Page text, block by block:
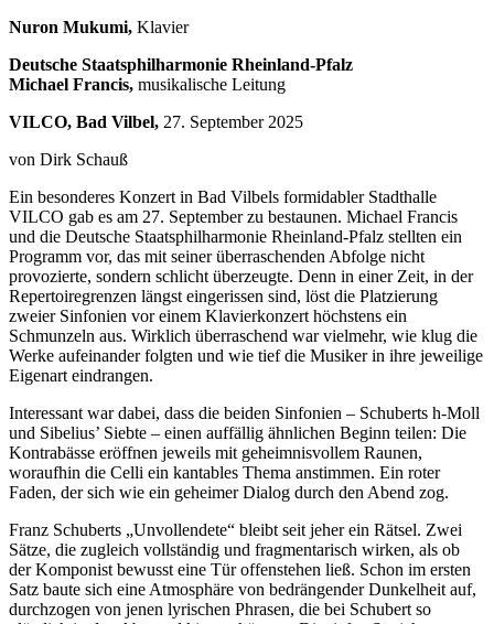
Nuron Mukumi, Klavier
Deutsche Staatsphilharmonie Rheinland-Pfalz
Michael Francis, musikalische Leitung
VILCO, Bad Vilbel, 27. September 2025
von Dirk Schauß
Ein besonderes Konzert in Bad Vilbels formidabler Stadthalle
VILCO gab es am 27. September zu bestaunen. Michael Francis
und die Deutsche Staatsphilharmonie Rheinland-Pfalz stellten ein
Programm vor, das mit seiner überraschenden Abfolge nicht
provozierte, sondern schlicht überzeugte. Denn in einer Zeit, in der
Repertoiregrenzen längst eingerissen sind, löst die Platzierung
zweier Sinfonien vor einem Klavierkonzert höchstens ein
Schmunzeln aus. Wirklich überraschend war vielmehr, wie klug die
Werke aufeinander folgten und wie tief die Musiker in ihre jeweilige
Eigenart eindrangen.
Interessant war dabei, dass die beiden Sinfonien – Schuberts h-Moll
und Sibelius’ Siebte – einen auffällig ähnlichen Beginn teilen: Die
Kontrabässe eröffnen jeweils mit geheimnisvollem Raunen,
woraufhin die Celli ein kantables Thema anstimmen. Ein roter
Faden, der sich wie ein geheimer Dialog durch den Abend zog.
Franz Schuberts „Unvollendete“ bleibt seit jeher ein Rätsel. Zwei
Sätze, die zugleich vollständig und fragmentarisch wirken, als ob
der Komponist bewusst eine Tür offenstehen ließ. Schon im ersten
Satz baute sich eine Atmosphäre von bedrängender Dunkelheit auf,
durchzogen von jenen lyrischen Phrasen, die bei Schubert so